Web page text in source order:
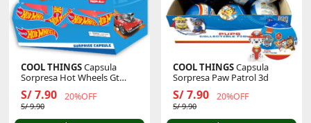
COOL THINGSCapsula
Sorpresa Hot Wheels Gt
Cars
S/ 7.90 20%OFF
S/ 9.90
COOL THINGSCapsula
Sorpresa Paw Patrol 3d
S/ 7.90 20%OFF
S/ 9.90